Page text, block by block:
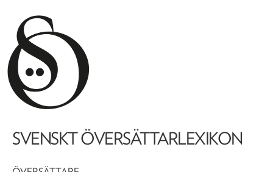
SVENSKT ÖVERSÄTTARLEXIKON